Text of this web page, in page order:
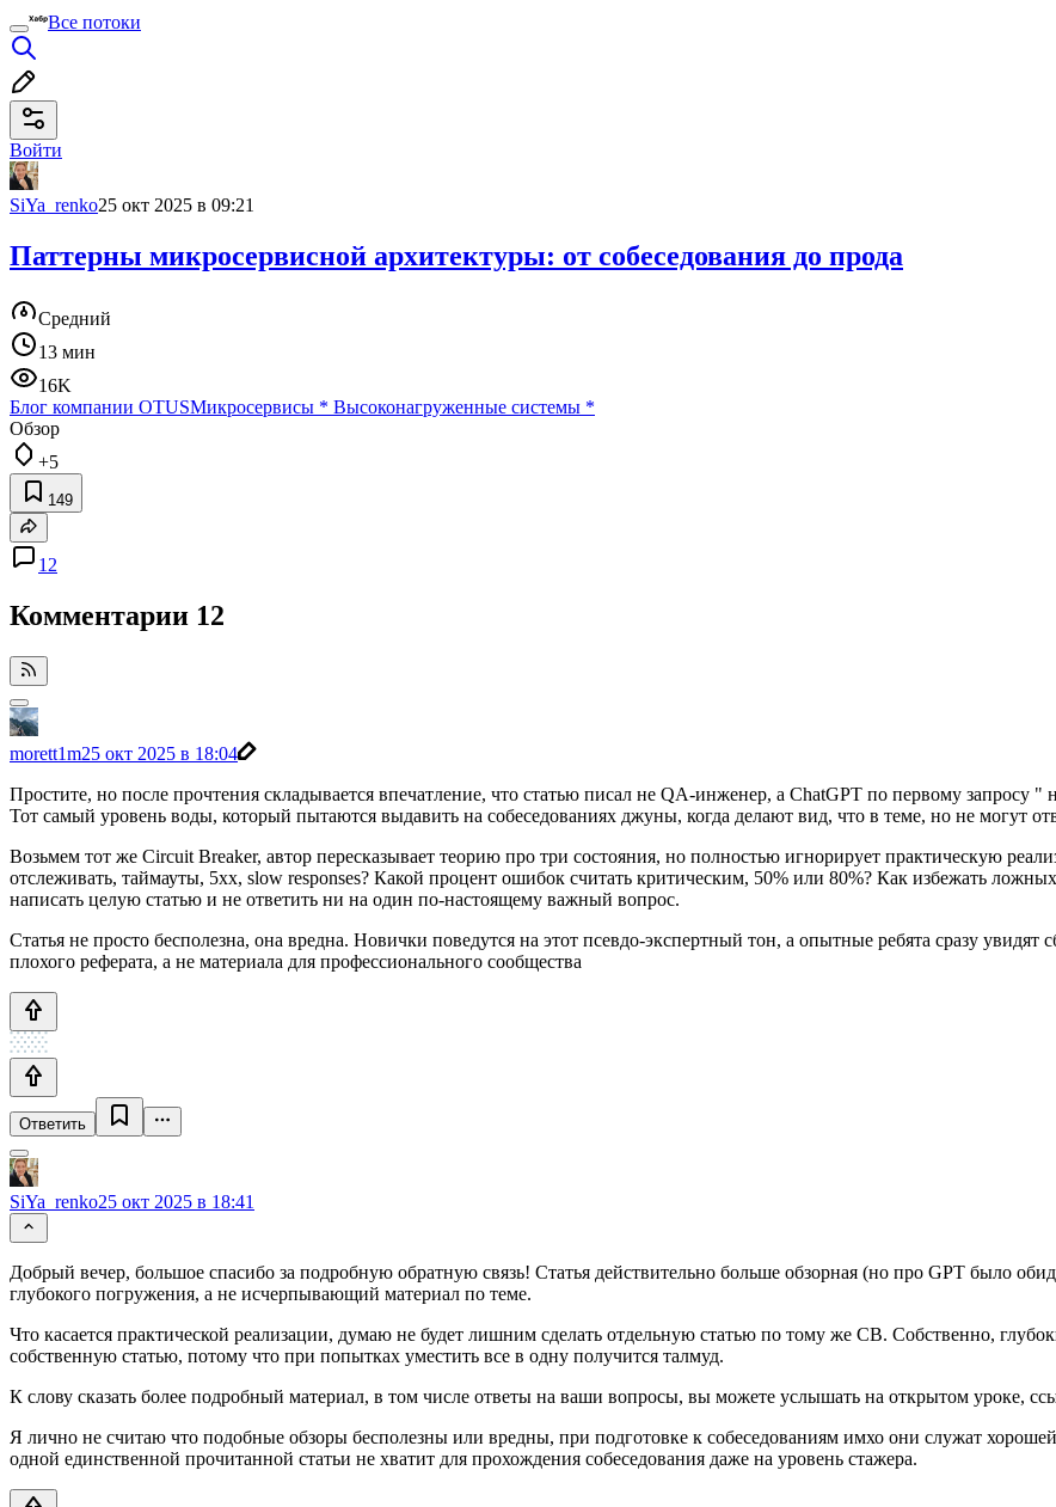
Все потоки
Войти
SiYa_renko25 окт 2025 в 09:21
Паттерны микросервисной архитектуры: от собеседования до прода
Средний
13 мин
16K
Блог компании OTUSМикросервисы * Высоконагруженные системы *
Обзор
+5
149
12
Комментарии 12
morett1m25 окт 2025 в 18:04
Простите, но после прочтения складывается впечатление, что статью писал не QA-инженер, а ChatGPT по первому
Тот самый уровень воды, который пытаются выдавить на собеседованиях джуны, когда делают вид, что в теме, но не могут
Возьмем тот же Circuit Breaker, автор пересказывает теорию про три состояния, но полностью игнорирует практическую
отслеживать, таймауты, 5xx, slow responses? Какой процент ошибок считать критическим, 50% или 80%? Как избежать
написать целую статью и не ответить ни на один по-настоящему важный вопрос.
Статья не просто бесполезна, она вредна. Новички поведутся на этот псевдо-экспертный тон, а опытные ребята сразу увидят
плохого реферата, а не материала для профессионального сообщества
Ответить
SiYa_renko25 окт 2025 в 18:41
Добрый вечер, большое спасибо за подробную обратную связь! Статья действительно больше обзорная (но про GPT было
глубокого погружения, а не исчерпывающий материал по теме.
Что касается практической реализации, думаю не будет лишним сделать отдельную статью по тому же CB. Собственно,
собственную статью, потому что при попытках уместить все в одну получится талмуд.
К слову сказать более подробный материал, в том числе ответы на ваши вопросы, вы можете услышать на открытом уроке,
Я лично не считаю что подобные обзоры бесполезны или вредны, при подготовке к собеседованиям имхо они служат
одной единственной прочитанной статьи не хватит для прохождения собеседования даже на уровень стажера.